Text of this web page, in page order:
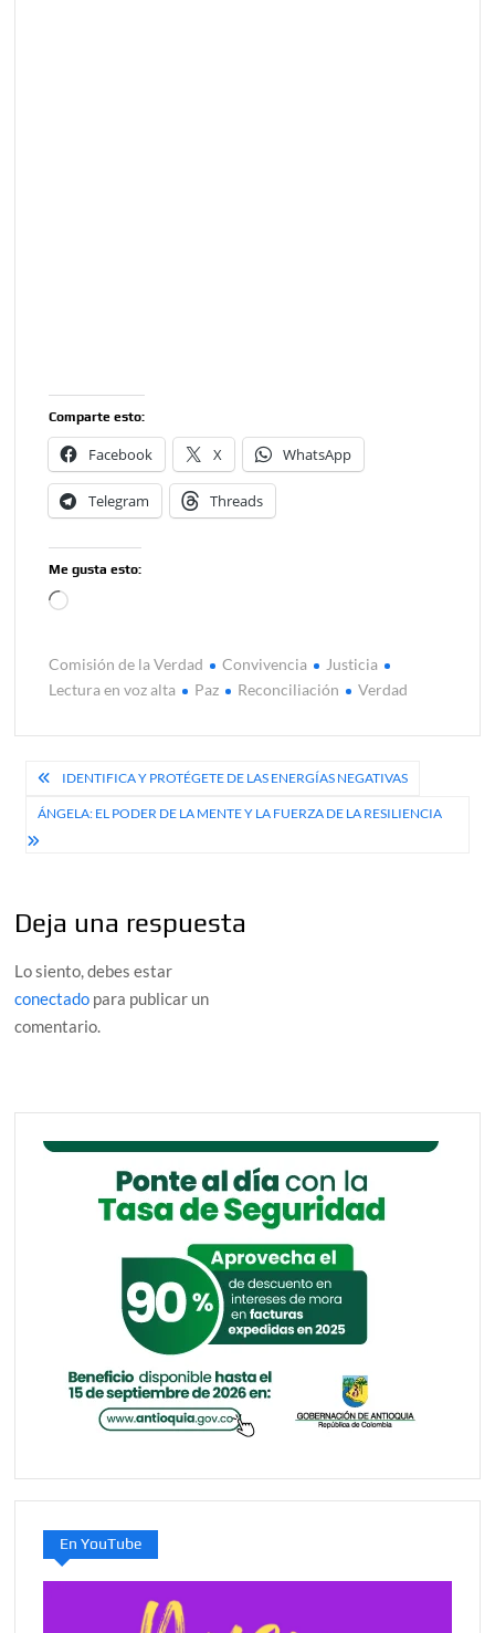
Comparte esto:
Facebook X WhatsApp
Telegram Threads
Me gusta esto:
Cargando...
Comisión de la Verdad Convivencia
Justicia
Lectura en voz alta
Paz Reconciliación Verdad
Navegación
de
entradas
IDENTIFICA Y PROTÉGETE DE LAS ENERGÍAS NEGATIVAS
ÁNGELA: EL PODER DE LA MENTE Y LA FUERZA DE LA RESILIENCIA
Deja una respuesta
Lo siento, debes estar
conectado para publicar un
comentario.
En YouTube